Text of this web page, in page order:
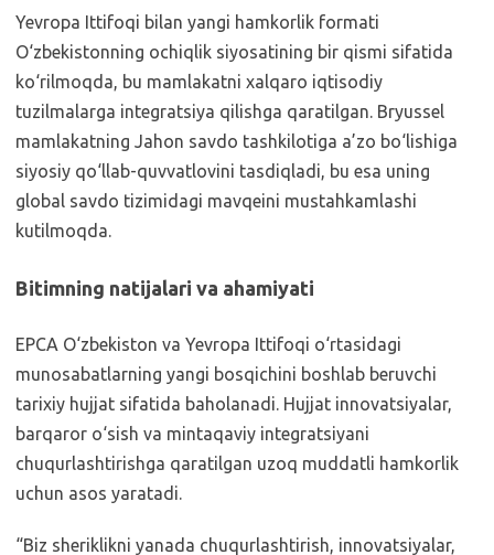
Yevropa Ittifoqi bilan yangi hamkorlik formati
O‘zbekistonning ochiqlik siyosatining bir qismi sifatida
ko‘rilmoqda, bu mamlakatni xalqaro iqtisodiy
tuzilmalarga integratsiya qilishga qaratilgan. Bryussel
mamlakatning Jahon savdo tashkilotiga a’zo bo‘lishiga
siyosiy qo‘llab-quvvatlovini tasdiqladi, bu esa uning
global savdo tizimidagi mavqeini mustahkamlashi
kutilmoqda.
Bitimning natijalari va ahamiyati
EPCA O‘zbekiston va Yevropa Ittifoqi o‘rtasidagi
munosabatlarning yangi bosqichini boshlab beruvchi
tarixiy hujjat sifatida baholanadi. Hujjat innovatsiyalar,
barqaror o‘sish va mintaqaviy integratsiyani
chuqurlashtirishga qaratilgan uzoq muddatli hamkorlik
uchun asos yaratadi.
“Biz sheriklikni yanada chuqurlashtirish, innovatsiyalar,